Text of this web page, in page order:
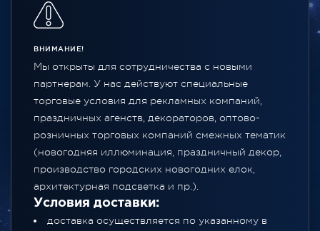
ВНИМАНИЕ!
Мы открыты для сотрудничества с новыми
партнерам. У нас действуют специальные
торговые условия для рекламных компаний,
праздничных агенств, декораторов, оптово-
розничных торговых компаний смежных тематик
(новогодняя иллюминация, праздничный декор,
производство городских новогодних елок,
архитектурная подсветка и пр.).
Условия доставки:
доставка осуществляется по указанному в